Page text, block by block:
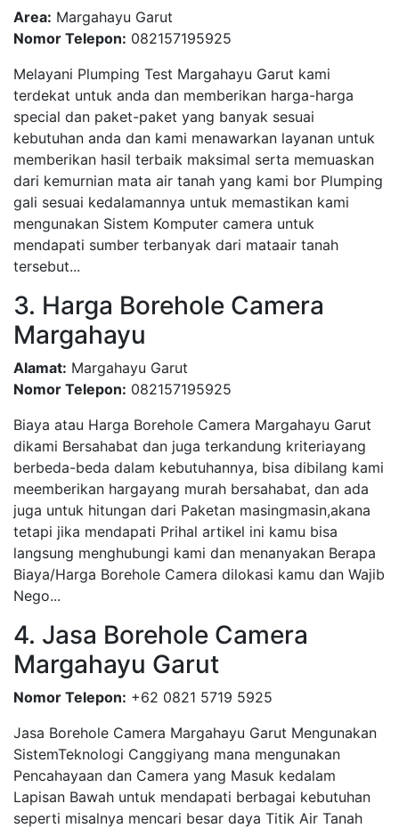
Area: Margahayu Garut
Nomor Telepon: 082157195925
Melayani Plumping Test Margahayu Garut kami
terdekat untuk anda dan memberikan harga-harga
special dan paket-paket yang banyak sesuai
kebutuhan anda dan kami menawarkan layanan untuk
memberikan hasil terbaik maksimal serta memuaskan
dari kemurnian mata air tanah yang kami bor Plumping
gali sesuai kedalamannya untuk memastikan kami
mengunakan Sistem Komputer camera untuk
mendapati sumber terbanyak dari mataair tanah
tersebut...
3. Harga Borehole Camera
Margahayu
Alamat: Margahayu Garut
Nomor Telepon: 082157195925
Biaya atau Harga Borehole Camera Margahayu Garut
dikami Bersahabat dan juga terkandung kriteriayang
berbeda-beda dalam kebutuhannya, bisa dibilang kami
meemberikan hargayang murah bersahabat, dan ada
juga untuk hitungan dari Paketan masingmasin,akana
tetapi jika mendapati Prihal artikel ini kamu bisa
langsung menghubungi kami dan menanyakan Berapa
Biaya/Harga Borehole Camera dilokasi kamu dan Wajib
Nego...
4. Jasa Borehole Camera
Margahayu Garut
Nomor Telepon: +62 0821 5719 5925
Jasa Borehole Camera Margahayu Garut Mengunakan
SistemTeknologi Canggiyang mana mengunakan
Pencahayaan dan Camera yang Masuk kedalam
Lapisan Bawah untuk mendapati berbagai kebutuhan
seperti misalnya mencari besar daya Titik Air Tanah